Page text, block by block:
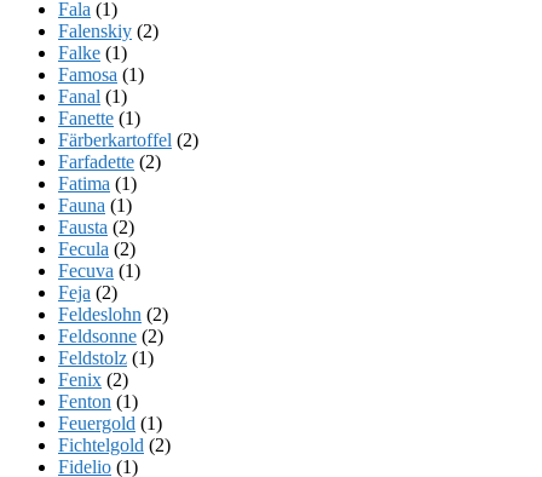
Fala (1)
Falenskiy (2)
Falke (1)
Famosa (1)
Fanal (1)
Fanette (1)
Färberkartoffel (2)
Farfadette (2)
Fatima (1)
Fauna (1)
Fausta (2)
Fecula (2)
Fecuva (1)
Feja (2)
Feldeslohn (2)
Feldsonne (2)
Feldstolz (1)
Fenix (2)
Fenton (1)
Feuergold (1)
Fichtelgold (2)
Fidelio (1)